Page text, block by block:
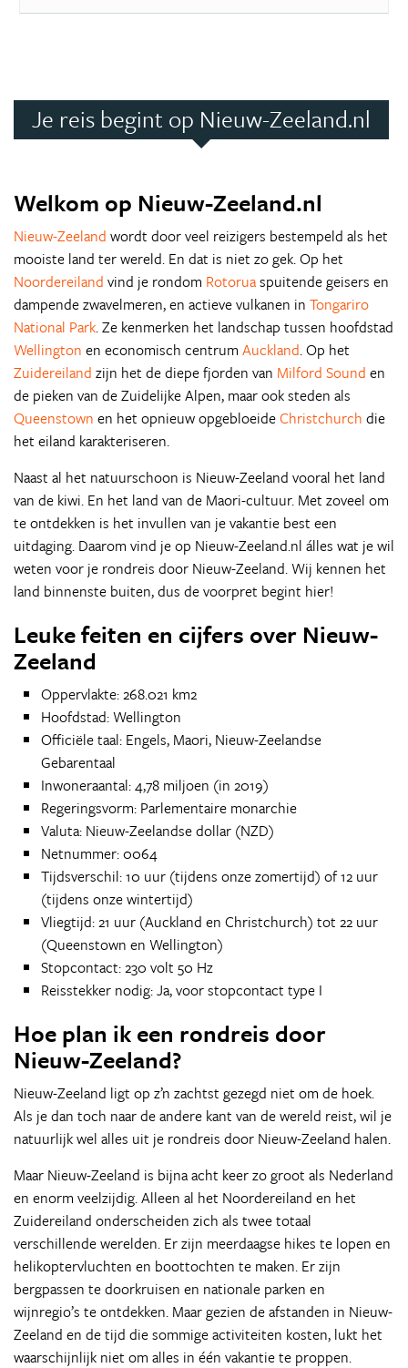
Je reis begint op Nieuw-Zeeland.nl
Welkom op Nieuw-Zeeland.nl
Nieuw-Zeeland wordt door veel reizigers bestempeld als het
mooiste land ter wereld. En dat is niet zo gek. Op het
Noordereiland vind je rondom Rotoruaspuitende geisers en
dampende zwavelmeren, en actieve vulkanen in Tongariro
National Park. Ze kenmerken het landschap tussen hoofdstad
Wellington en economisch centrum Auckland. Op het
Zuidereiland zijn het de diepe fjorden van Milford Sound en
de pieken van de Zuidelijke Alpen, maar ook steden als
Queenstown en het opnieuw opgebloeideChristchurch die
het eiland karakteriseren.
Naast al het natuurschoon is Nieuw-Zeeland vooral het land
van de kiwi. En het land van de Maori-cultuur. Met zoveel om
te ontdekken is het invullen van je vakantie best een
uitdaging. Daarom vind je op Nieuw-Zeeland.nl álles wat je wil
weten voor je rondreis door Nieuw-Zeeland. Wij kennen het
land binnenste buiten, dus de voorpret begint hier!
Leuke feiten en cijfers over Nieuw-
Zeeland
Oppervlakte: 268.021 km2
Hoofdstad: Wellington
Officiële taal: Engels, Maori, Nieuw-Zeelandse
Gebarentaal
Inwoneraantal: 4,78 miljoen (in 2019)
Regeringsvorm: Parlementaire monarchie
Valuta: Nieuw-Zeelandse dollar (NZD)
Netnummer: 0064
Tijdsverschil: 10 uur (tijdens onze zomertijd) of 12 uur
(tijdens onze wintertijd)
Vliegtijd: 21 uur (Auckland en Christchurch) tot 22 uur
(Queenstown en Wellington)
Stopcontact: 230 volt 50 Hz
Reisstekker nodig: Ja, voor stopcontact type I
Hoe plan ik een rondreis door
Nieuw-Zeeland?
Nieuw-Zeeland ligt op z’n zachtst gezegd niet om de hoek.
Als je dan toch naar de andere kant van de wereld reist, wil je
natuurlijk wel alles uit je rondreis door Nieuw-Zeeland halen.
Maar Nieuw-Zeeland is bijna acht keer zo groot als Nederland
en enorm veelzijdig. Alleen al het Noordereiland en het
Zuidereiland onderscheiden zich als twee totaal
verschillende werelden. Er zijn meerdaagse hikes te lopen en
helikoptervluchten en boottochten te maken. Er zijn
bergpassen te doorkruisen en nationale parken en
wijnregio’s te ontdekken. Maar gezien de afstanden in Nieuw-
Zeeland en de tijd die sommige activiteiten kosten, lukt het
waarschijnlijk niet om alles in één vakantie te proppen.